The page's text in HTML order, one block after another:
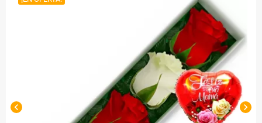
chevron_left chevron_right